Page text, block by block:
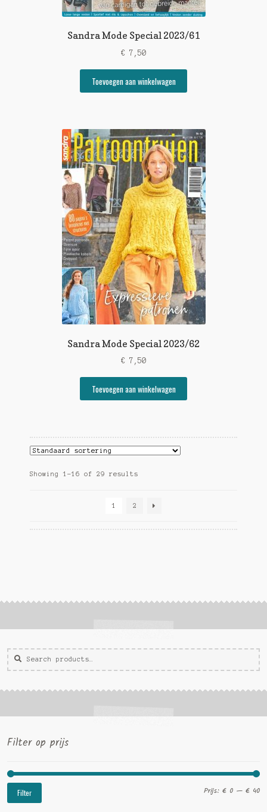
Sandra Mode Special 2023/61
€ 7,50
Toevoegen aan winkelwagen
Sandra Mode Special 2023/62
€ 7,50
Toevoegen aan winkelwagen
Showing 1–16 of 29 results
1 2
Zoeken
voor:
Zoek
Filter op prijs
Filter Prijs:€ 0 —€ 40